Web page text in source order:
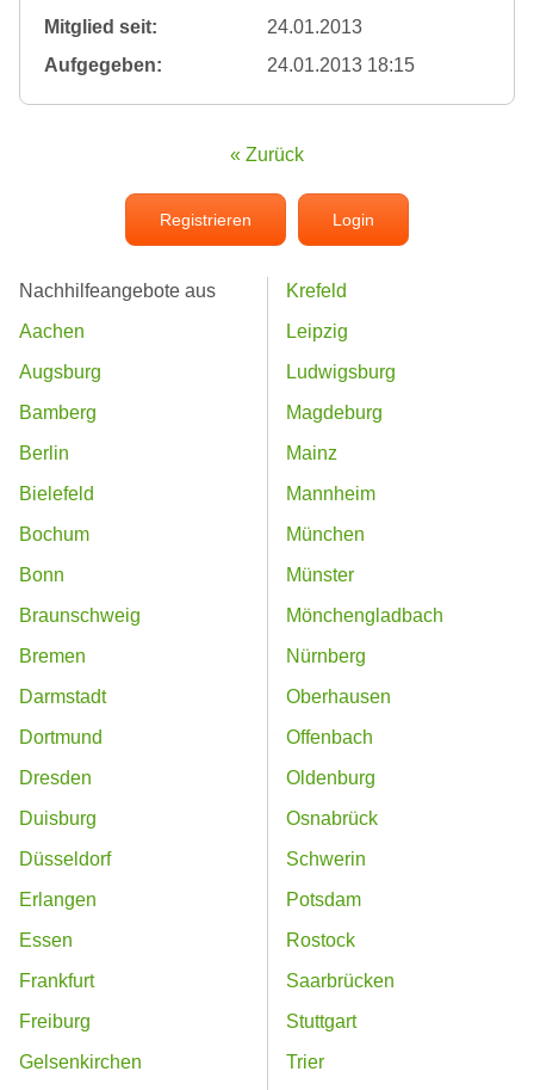
Mitglied seit:
24.01.2013
Aufgegeben:
24.01.2013 18:15
« Zurück
Registrieren Login
Nachhilfeangebote aus
Aachen
Augsburg
Bamberg
Berlin
Bielefeld
Bochum
Bonn
Braunschweig
Bremen
Darmstadt
Dortmund
Dresden
Duisburg
Düsseldorf
Erlangen
Essen
Frankfurt
Freiburg
Gelsenkirchen
Krefeld
Leipzig
Ludwigsburg
Magdeburg
Mainz
Mannheim
München
Münster
Mönchengladbach
Nürnberg
Oberhausen
Offenbach
Oldenburg
Osnabrück
Schwerin
Potsdam
Rostock
Saarbrücken
Stuttgart
Trier